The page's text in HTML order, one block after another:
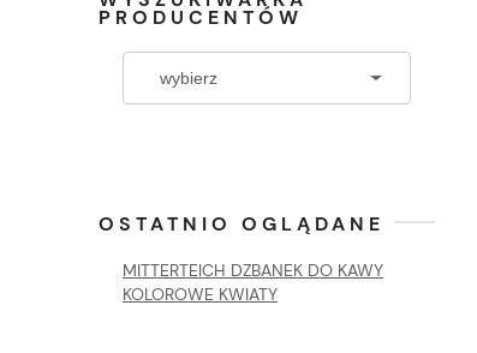
PRODUCENTÓW
OSTATNIO OGLĄDANE
MITTERTEICH DZBANEK DO KAWY
KOLOROWE KWIATY